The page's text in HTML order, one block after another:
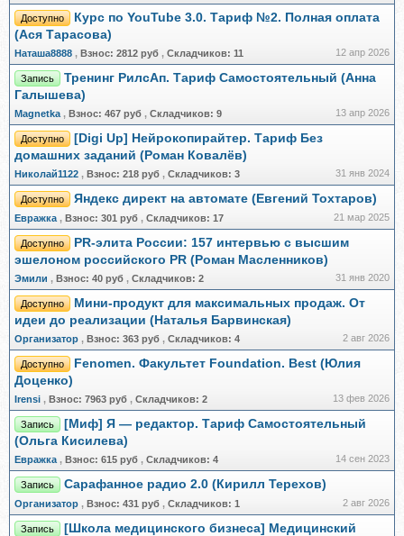
Доступно
Курс по YouTube 3.0. Тариф №2. Полная оплата
(Ася Тарасова)
Наташа8888 , Взнос: 2812 руб , Складчиков: 11 12 апр 2026
Запись
Тренинг РилсАп. Тариф Самостоятельный (Анна
Галышева)
Magnetka , Взнос: 467 руб , Складчиков: 9 13 апр 2026
Доступно
[Digi Up] Нейрокопирайтер. Тариф Без
домашних заданий (Роман Ковалёв)
Николай1122 , Взнос: 218 руб , Складчиков: 3 31 янв 2024
Доступно Яндекс директ на автомате (Евгений Тохтаров)
Евражкa , Взнос: 301 руб , Складчиков: 17 21 мар 2025
Доступно
PR-элита России: 157 интервью с высшим
эшелоном российского PR (Роман Масленников)
Эмили , Взнос: 40 руб , Складчиков: 2 31 янв 2020
Доступно
Мини-продукт для максимальных продаж. От
идеи до реализации (Наталья Барвинская)
Организатор , Взнос: 363 руб , Складчиков: 4 2 авг 2026
Доступно
Fenomen. Факультет Foundation. Best (Юлия
Доценко)
Irensi , Взнос: 7963 руб , Складчиков: 2 13 фев 2026
Запись
[Миф] Я — редактор. Тариф Самостоятельный
(Ольга Кисилева)
Евражкa , Взнос: 615 руб , Складчиков: 4 14 сен 2023
Запись Сарафанное радио 2.0 (Кирилл Терехов)
Организатор , Взнос: 431 руб , Складчиков: 1 2 авг 2026
Запись
[Школа медицинского бизнеса] Медицинский